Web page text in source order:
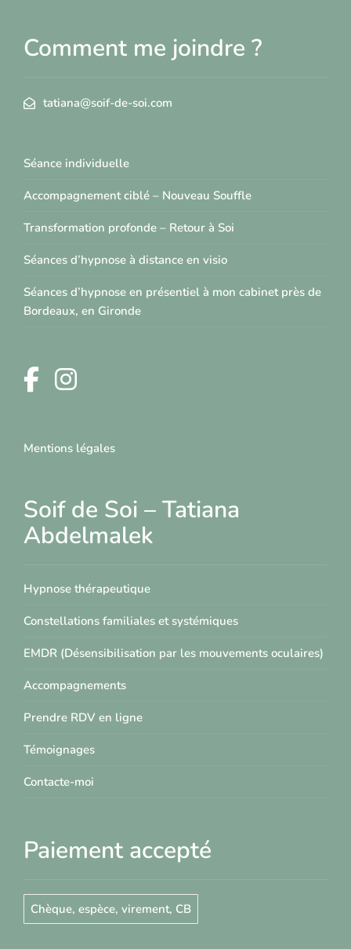
Comment me joindre ?
tatiana@soif-de-soi.com
Séance individuelle
Accompagnement ciblé – Nouveau Souffle
Transformation profonde – Retour à Soi
Séances d’hypnose à distance en visio
Séances d’hypnose en présentiel à mon cabinet près de
Bordeaux, en Gironde
Mentions légales
Soif de Soi – Tatiana
Abdelmalek
Hypnose thérapeutique
Constellations familiales et systémiques
EMDR (Désensibilisation par les mouvements oculaires)
Accompagnements
Prendre RDV en ligne
Témoignages
Contacte-moi
Paiement accepté
Chèque, espèce, virement, CB